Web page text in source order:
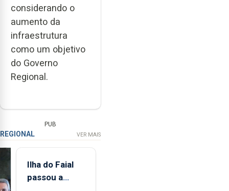
considerando o
aumento da
infraestrutura
como um objetivo
do Governo
Regional.
PUB
REGIONAL VER MAIS
Ilha do Faial
passou a